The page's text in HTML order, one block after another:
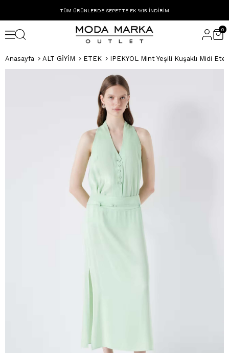
TÜM ÜRÜNLERDE SEPETTE EK %15 İNDİRİM
0
Anasayfa ALT GİYİM ETEK IPEKYOL Mint Yeşili Kuşaklı Midi Etek